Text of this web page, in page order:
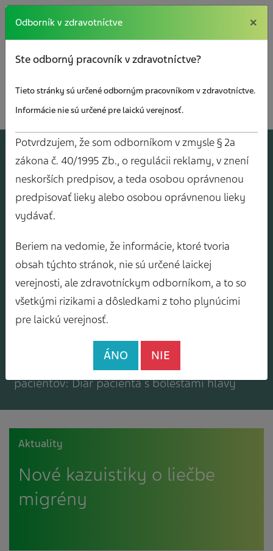
×
AJOV Y
Mám záujem o zasielanie odborného
spravodajcu
pacientov: Diár pacienta s bolesťami hlavy
Aktuality
Nové kazuistiky o liečbe
migrény
Odborník v zdravotníctve ×
Ste odborný pracovník v zdravotníctve?
Tieto stránky sú určené odborným pracovníkom v zdravotníctve.
Informácie nie sú určené pre laickú verejnosť.
Potvrdzujem, že som odborníkom v zmysle § 2a
zákona č. 40/1995 Zb., o regulácii reklamy, v znení
neskorších predpisov, a teda osobou oprávnenou
predpisovať lieky alebo osobou oprávnenou lieky
vydávať.
Beriem na vedomie, že informácie, ktoré tvoria
obsah týchto stránok, nie sú určené laickej
verejnosti, ale zdravotníckym odborníkom, a to so
všetkými rizikami a dôsledkami z toho plynúcimi
pre laickú verejnosť.
ÁNO NIE